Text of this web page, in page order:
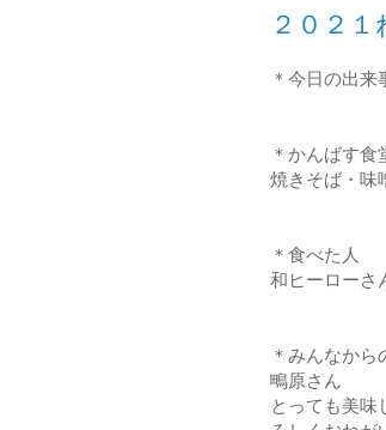
２０２
＊今日の出来
＊かんばす食
焼きそば・味
＊食べた人
和ヒーローさ
＊みんなから
鴫原さん
とっても美味